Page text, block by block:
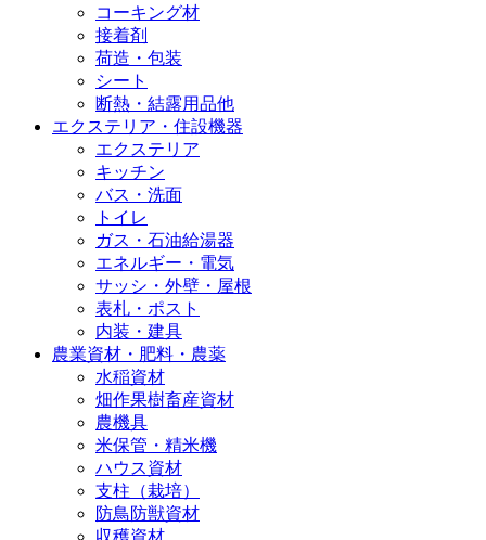
コーキング材
接着剤
荷造・包装
シート
断熱・結露用品他
エクステリア・住設機器
エクステリア
キッチン
バス・洗面
トイレ
ガス・石油給湯器
エネルギー・電気
サッシ・外壁・屋根
表札・ポスト
内装・建具
農業資材・肥料・農薬
水稲資材
畑作果樹畜産資材
農機具
米保管・精米機
ハウス資材
支柱（栽培）
防鳥防獣資材
収穫資材